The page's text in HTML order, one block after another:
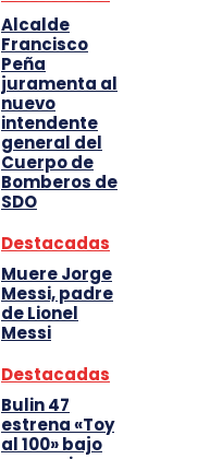
Alcalde
Francisco
Peña
juramenta al
nuevo
intendente
general del
Cuerpo de
Bomberos de
SDO
Destacadas
Muere Jorge
Messi, padre
de Lionel
Messi
Destacadas
Bulin 47
estrena «Toy
al 100» bajo